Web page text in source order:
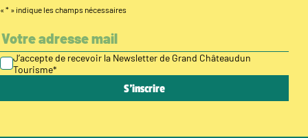
« * » indique les champs nécessaires
J’accepte de recevoir la Newsletter de Grand Châteaudun
Tourisme*